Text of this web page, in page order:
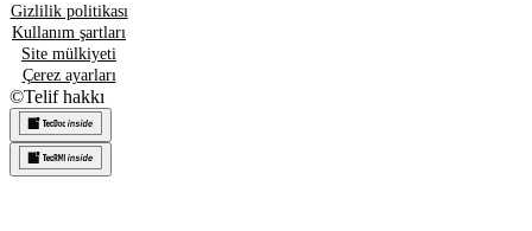
Gizlilik politikası
Kullanım şartları
Site mülkiyeti
Çerez ayarları
©Telif hakkı